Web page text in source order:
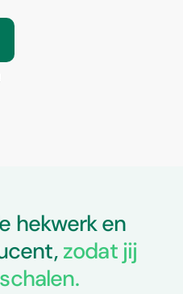
hekwerk en
zodat jij